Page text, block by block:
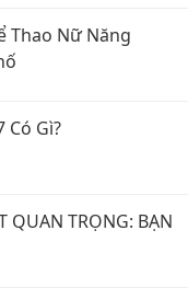
Thao Nữ Năng
Có Gì?
QUAN TRỌNG: BẠN